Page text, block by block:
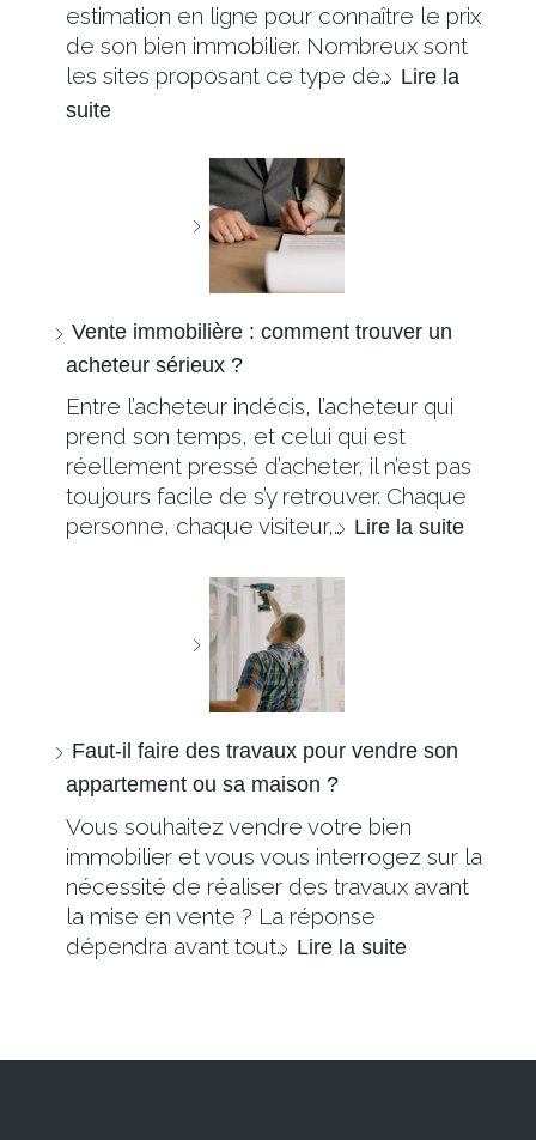
estimation en ligne pour connaître le prix
de son bien immobilier. Nombreux sont
les sites proposant ce type de… Lire la
suite
Vente immobilière : comment trouver un
acheteur sérieux ?
Entre l’acheteur indécis, l’acheteur qui
prend son temps, et celui qui est
réellement pressé d’acheter, il n’est pas
toujours facile de s’y retrouver. Chaque
personne, chaque visiteur,… Lire la suite
Faut-il faire des travaux pour vendre son
appartement ou sa maison ?
Vous souhaitez vendre votre bien
immobilier et vous vous interrogez sur la
nécessité de réaliser des travaux avant
la mise en vente ? La réponse
dépendra avant tout… Lire la suite